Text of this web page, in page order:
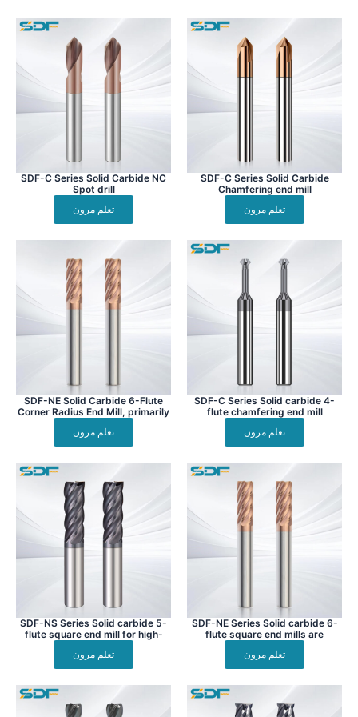
SDF-C Series Solid Carbide
Chamfering end mill
تعلم مرون
SDF-C Series Solid Carbide NC
Spot drill
تعلم مرون
SDF-C Series Solid carbide 4-
flute chamfering end mill
تعلم مرون
SDF-NE Solid Carbide 6-Flute
Corner Radius End Mill, primarily
designed for finishing operations
on difficult-to-machine materials
such as superalloys and titanium
تعلم مرون
SDF-NE Series Solid carbide 6-
flute square end mills are
specifically engineered for
finishing operations on
challenging materials such as
تعلم مرون
SDF-NS Series Solid carbide 5-
flute square end mill for high-
temperature alloys and titanium
alloys
تعلم مرون